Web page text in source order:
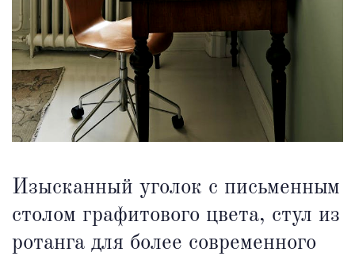
Изысканный уголок с письменным
столом графитового цвета, стул из
ротанга для более современного